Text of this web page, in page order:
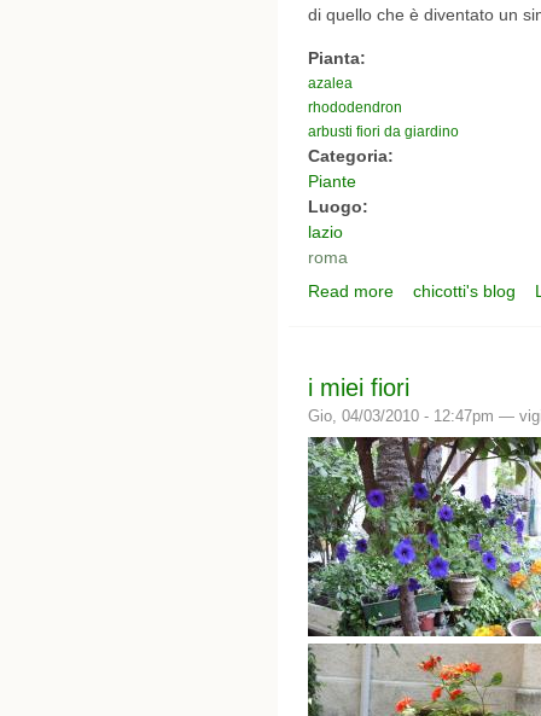
di quello che è diventato un
Pianta:
azalea
rhododendron
arbusti fiori da giardino
Categoria:
Piante
Luogo:
lazio
roma
Read more about azalee a
chicotti's blog
i miei fiori
Gio, 04/03/2010 - 12:47pm —